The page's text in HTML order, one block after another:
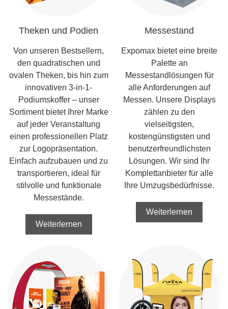
Theken und Podien
Von unseren Bestsellern,
den quadratischen und
ovalen Theken, bis hin zum
innovativen 3-in-1-
Podiumskoffer – unser
Sortiment bietet Ihrer Marke
auf jeder Veranstaltung
einen professionellen Platz
zur Logopräsentation.
Einfach aufzubauen und zu
transportieren, ideal für
stilvolle und funktionale
Messestände.
Weiterlernen
Messestand
Expomax bietet eine breite
Palette an
Messestandlösungen für
alle Anforderungen auf
Messen. Unsere Displays
zählen zu den
vielseitigsten,
kostengünstigsten und
benutzerfreundlichsten
Lösungen. Wir sind Ihr
Komplettanbieter für alle
Ihre Umzugsbedürfnisse.
Weiterlernen